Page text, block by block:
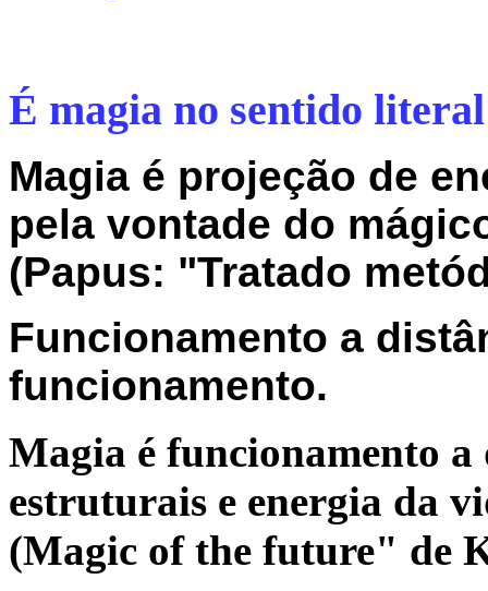
É magia no sentido
Magia é projeção de
pela vontade do
(Papus: "Tratado
Funcionamento a
funcionamento.
Magia é funcionamento a
estruturais e energia da
(Magic of the future" de